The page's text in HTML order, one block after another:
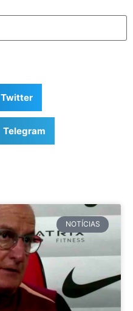
Twitter
Telegram
NOTÍCIAS